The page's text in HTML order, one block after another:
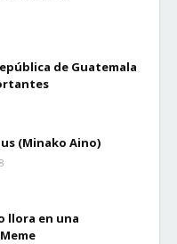
de Guatemala
(Minako Aino)
llora en una